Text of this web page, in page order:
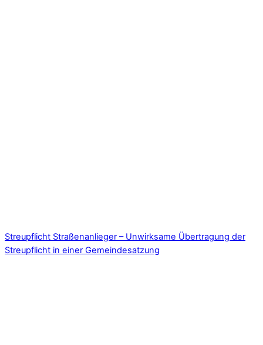
Streupflicht Straßenanlieger – Unwirksame Übertragung der
Streupflicht in einer Gemeindesatzung